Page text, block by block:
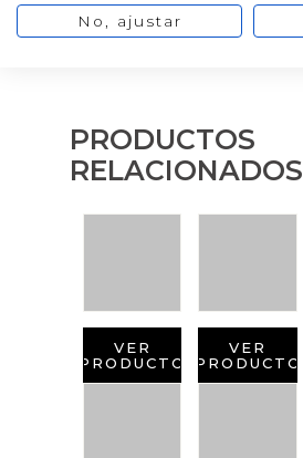
PRODUCTOS
RELACIONADOS
VER
PRODUCTO
VER
PRODUCTO
No, ajustar